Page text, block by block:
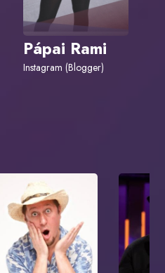
Pápai Rami
Instagram (Blogger)